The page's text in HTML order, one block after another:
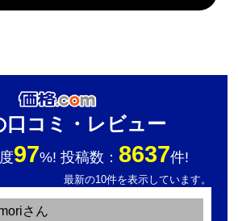
口コミ・レビュー
97%! 投稿数： 8637件!
最新の10件を表示しています。
さん